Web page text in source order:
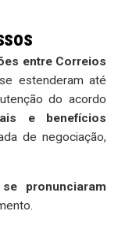
entre Correios
estenderam até
do acordo
e benefícios
de negociação,
pronunciaram